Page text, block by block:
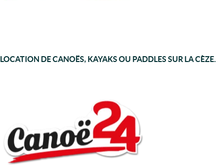
LOCATION DE CANOËS, KAYAKS OU PADDLES SUR LA CÈZE.